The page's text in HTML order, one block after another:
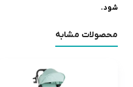
شود.
محصولات مشابه